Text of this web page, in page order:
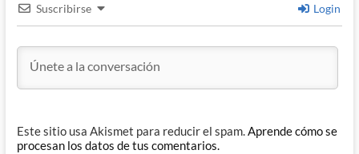
Suscribirse Login
Este sitio usa Akismet para reducir el spam.Aprende cómo se
procesan los datos de tus comentarios.